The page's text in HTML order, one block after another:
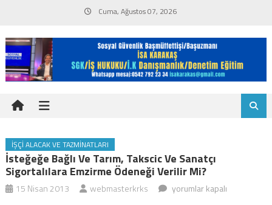
content
Cuma, Ağustos 07, 2026
İŞÇI ALACAK VE TAZMINATLARI
İsteğeğe Bağlı Ve Tarım, Takscic Ve Sanatçı
Sigortalılara Emzirme Ödeneği Verilir Mi?
15 Nisan 2013 webmasterkrks
İsteğeğe
yorumlar kapalı